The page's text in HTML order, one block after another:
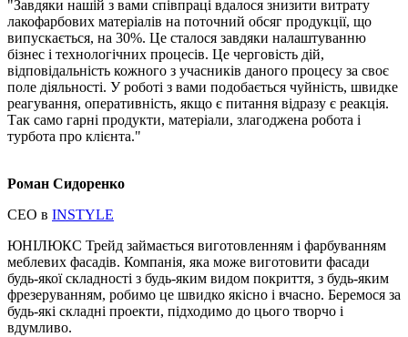
"Завдяки нашій з вами співпраці вдалося знизити витрату
лакофарбових матеріалів на поточний обсяг продукції, що
випускається, на 30%. Це сталося завдяки налаштуванню
бізнес і технологічних процесів. Це черговість дій,
відповідальність кожного з учасників даного процесу за своє
поле діяльності. У роботі з вами подобається чуйність, швидке
реагування, оперативність, якщо є питання відразу є реакція.
Так само гарні продукти, матеріали, злагоджена робота і
турбота про клієнта."
Роман Сидоренко
СЕО в INSTYLE
ЮНІЛЮКС Трейд займається виготовленням і фарбуванням
меблевих фасадів. Компанія, яка може виготовити фасади
будь-якої складності з будь-яким видом покриття, з будь-яким
фрезеруванням, робимо це швидко якісно і вчасно. Беремося за
будь-які складні проекти, підходимо до цього творчо і
вдумливо.